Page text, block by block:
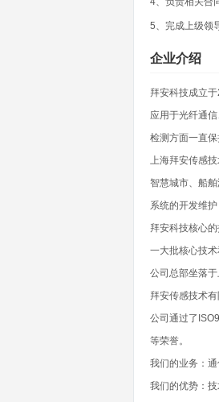
5、完成上级领
企业介绍
拜安科技成立
应用于光纤通
检测方面一直保
上海拜安传感
智慧城市、船
系统的开发维
拜安科技核心
一大批核心技
公司总部坐落
拜安传感技术
公司通过了
等荣誉。
我们的业务：
我们的优势：